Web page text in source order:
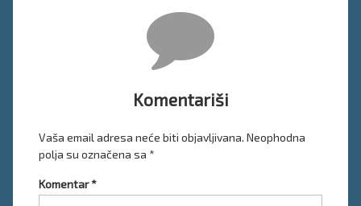
Komentariši
Vaša email adresa neće biti objavljivana. Neophodna
polja su označena sa *
Komentar*